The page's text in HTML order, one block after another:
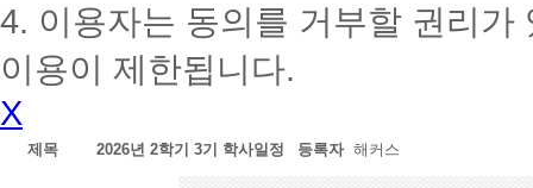
4. 이용자는 동의를 거부할 권리
이용이 제한됩니다.
X
제목 2026년 2학기 3기 학사일정 등록자 해커스